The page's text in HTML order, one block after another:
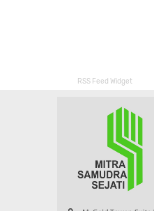
RSS Feed Widget